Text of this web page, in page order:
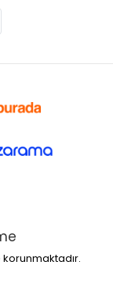
korunmaktadır.